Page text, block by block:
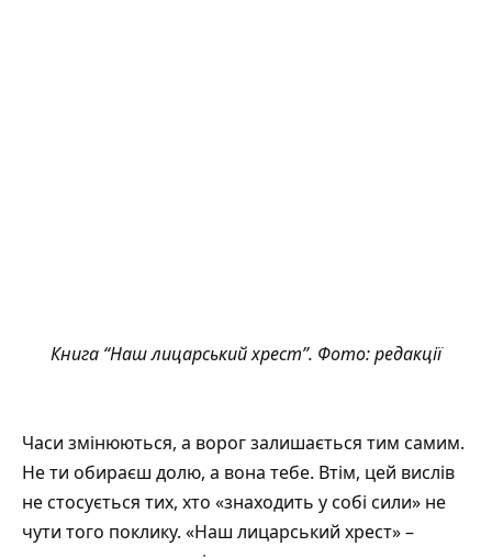
Книга “Наш лицарський хрест”. Фото: редакції
Часи змінюються, а ворог залишається тим самим.
Не ти обираєш долю, а вона тебе. Втім, цей вислів
не стосується тих, хто «знаходить у собі сили» не
чути того поклику. «Наш лицарський хрест» –